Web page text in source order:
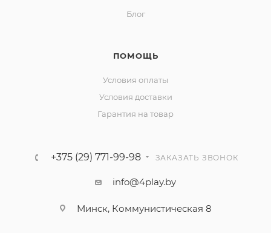
Блог
ПОМОЩЬ
Условия оплаты
Условия доставки
Гарантия на товар
+375 (29) 771-99-98 ЗАКАЗАТЬ ЗВОНОК
info@4play.by
Минск, Коммунистическая 8